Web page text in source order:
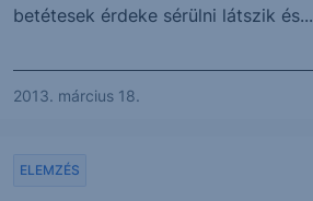
betétesek érdeke sérülni látszik és...
2013. március 18.
ELEMZÉS